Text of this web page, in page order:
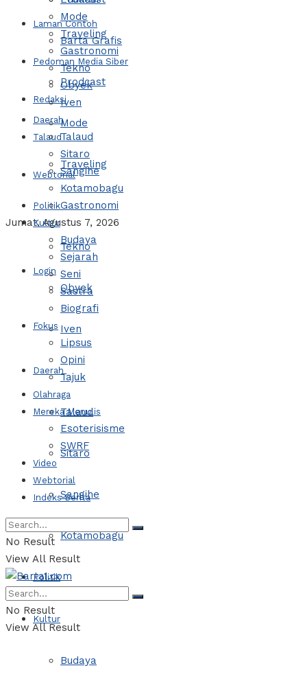
Laman Contoh
Pedoman Media Siber
Redaksi
Talaud
Webtorial
Jumat, Agustus 7, 2026
Login
Barta Grafis
Prodcast
Mode
Traveling
Gastronomi
Tekno
Obyek
Iven
Daerah
Talaud
Sitaro
Sangihe
Kotamobagu
Politik
Kultur
Budaya
Mode
Traveling
Gastronomi
Tekno
Obyek
Iven
Daerah
Talaud
Sitaro
Sangihe
Kotamobagu
Politik
Kultur
Budaya
Sejarah
Seni
Sastra
Biografi
Fokus
Lipsus
Opini
Tajuk
Olahraga
Mereka Menulis
Esoterisisme
SWRF
Video
Webtorial
Indeks Berita
No Result
View All Result
No Result
View All Result